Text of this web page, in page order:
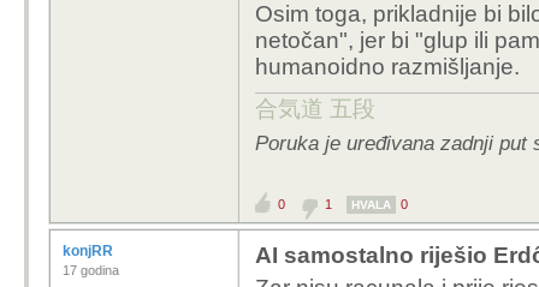
Osim toga, prikladnije bi
netočan", jer bi "glup ili
humanoidno razmišljanje.
合気道 五段
Poruka je uređivana zadnji put
0 1 HVALA 0
konjRR
17 godina
AI samostalno riješio